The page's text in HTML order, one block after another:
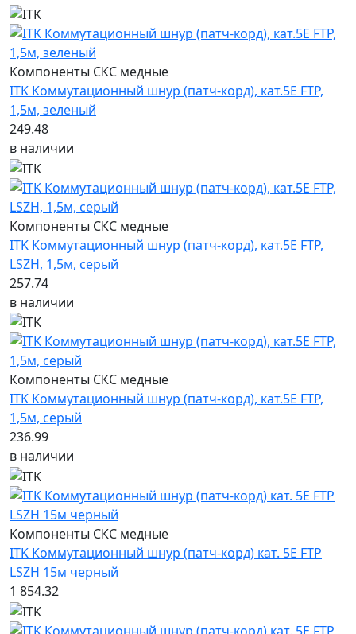
Компоненты СКС медные
ITK Коммутационный шнур (патч-корд), кат.5Е FTP,
1,5м, зеленый
249.48
в наличии
Компоненты СКС медные
ITK Коммутационный шнур (патч-корд), кат.5Е FTP,
LSZH, 1,5м, серый
257.74
в наличии
Компоненты СКС медные
ITK Коммутационный шнур (патч-корд), кат.5Е FTP,
1,5м, серый
236.99
в наличии
Компоненты СКС медные
ITK Коммутационный шнур (патч-корд) кат. 5Е FTP
LSZH 15м черный
1 854.32